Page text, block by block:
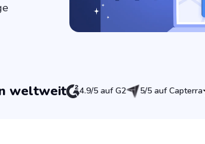
weltweit 4.9/5 auf G2 5/5 auf Capterra